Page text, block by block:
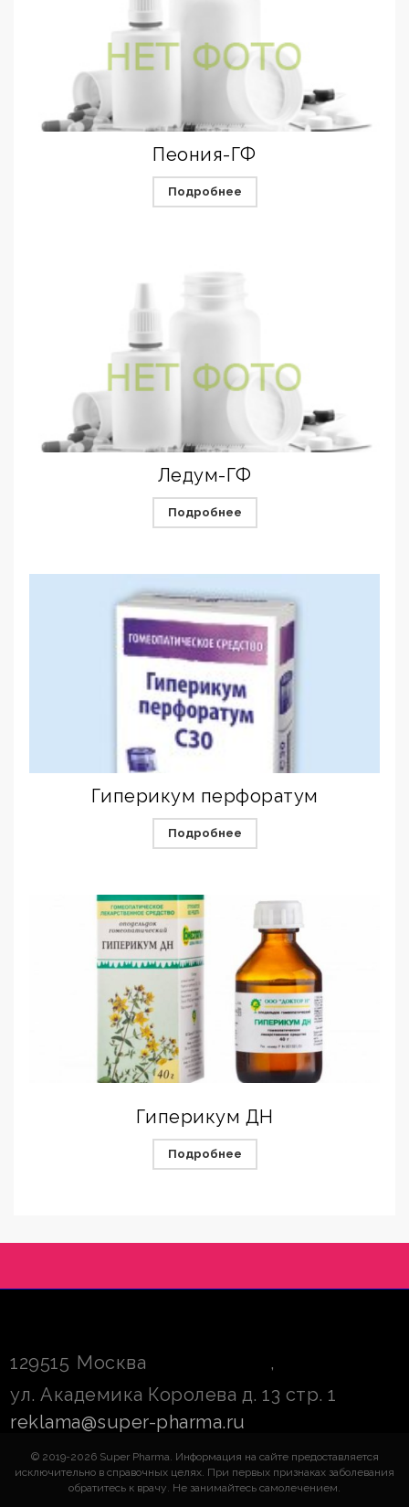
Пеония-ГФ
Подробнее
Ледум-ГФ
Подробнее
Гиперикум перфоратум
Подробнее
Гиперикум ДН
Подробнее
129515 Москва
,
ул. Академика Королева д. 13 стр. 1
reklama@super-pharma.ru
© 2019-2026 Super Pharma. Информация на сайте предоставляется
исключительно в справочных целях. При первых признаках заболевания
обратитесь к врачу. Не занимайтесь самолечением.